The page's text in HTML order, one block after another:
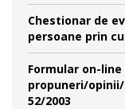
Chestionar de
persoane prin
Formular on-
propuneri/
52/2003